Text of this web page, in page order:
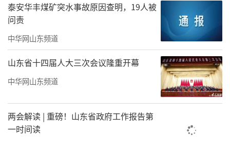
2025年，全市为11.8万名适龄妇女提供了
检查服务；按照自愿原则，顺利为7288名适龄
女孩实施国产二价HPV疫苗免费接种，全力守
护女性健康
城乡居民养老保险集体补助扩面惠民
2025年，全市落实集体补助村居达482个，
涉及补助金额141.6万元，补助村居数量和金额
泰安华丰煤矿突水事故原因查明，19人被
问责
中华网山东频道
山东省十四届人大三次会议隆重开幕
中华网山东频道
两会解读 | 重磅！山东省政府工作报告第
一时间读